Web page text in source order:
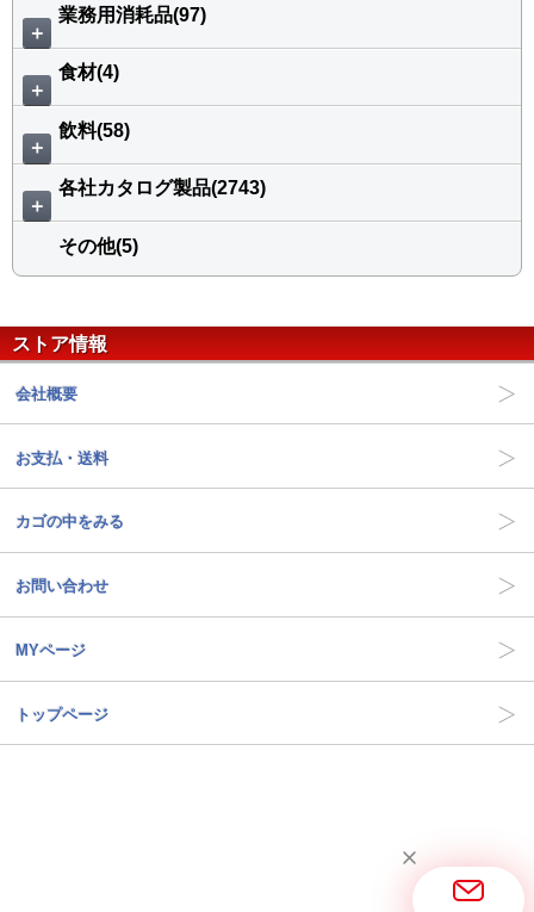
＋
業務用消耗品(97)
＋
食材(4)
＋
飲料(58)
＋
各社カタログ製品(2743)
その他(5)
ストア情報
会社概要
お支払・送料
カゴの中をみる
お問い合わせ
MYページ
トップページ